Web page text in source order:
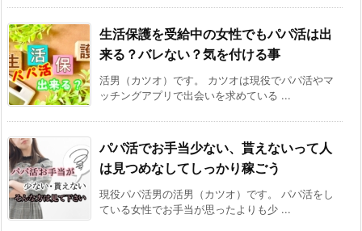
生活保護を受給中の女性でもパパ活は出
来る？バレない？気を付ける事
活男（カツオ）です。 カツオは現役でパパ活やマ
ッチングアプリで出会いを求めている ...
パパ活でお手当少ない、貰えないって人
は見つめなしてしっかり稼ごう
現役パパ活男の活男（カツオ）です。 パパ活をし
ている女性でお手当が思ったよりも少 ...